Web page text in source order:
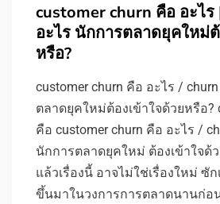
customer churn คือ อะไร
อะไร นักการตลาดยุคใหม่
หรือ?
customer churn คือ อะไร /
ตลาดยุคใหม่ต้องเข้าใจด้วยหรือ?
คือ customer churn คือ อะไร /
นักการตลาดยุคใหม่ ต้องเข้าใจด้
แล้วเรื่องนี้ อาจไม่ใช่เรื่องใหม่ ซั
ขึ้นมาในวงการการตลาดนานก่อ